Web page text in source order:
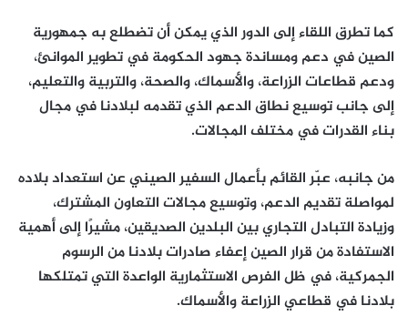
كما تطرق اللقاء إلى الدور الذي يمكن أن تضطلع به جمهورية
الصين في دعم ومساندة جهود الحكومة في تطوير الموانئ،
ودعم قطاعات الزراعة، والأسماك، والصحة، والتربية والتعليم،
إلى جانب توسيع نطاق الدعم الذي تقدمه لبلادنا في مجال
بناء القدرات في مختلف المجالات.
من جانبه، عبّر القائم بأعمال السفير الصيني عن استعداد بلاده
لمواصلة تقديم الدعم، وتوسيع مجالات التعاون المشترك،
وزيادة التبادل التجاري بين البلدين الصديقين، مشيرًا إلى أهمية
الاستفادة من قرار الصين إعفاء صادرات بلادنا من الرسوم
الجمركية، في ظل الفرص الاستثمارية الواعدة التي تمتلكها
بلادنا في قطاعي الزراعة والأسماك.